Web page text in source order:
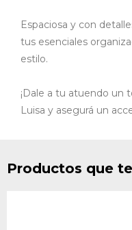
Espaciosa y con
tus esenciales
estilo.
¡Dale a tu atuendo un
Luisa y asegurá un
Productos que